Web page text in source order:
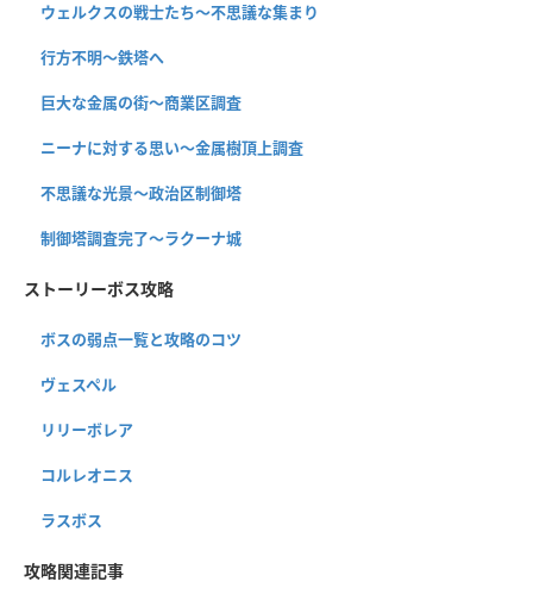
ウェルクスの戦士たち〜不思議な集まり
行方不明〜鉄塔へ
巨大な金属の街〜商業区調査
ニーナに対する思い〜金属樹頂上調査
不思議な光景〜政治区制御塔
制御塔調査完了〜ラクーナ城
ストーリーボス攻略
ボスの弱点一覧と攻略のコツ
ヴェスペル
リリーボレア
コルレオニス
ラスボス
攻略関連記事